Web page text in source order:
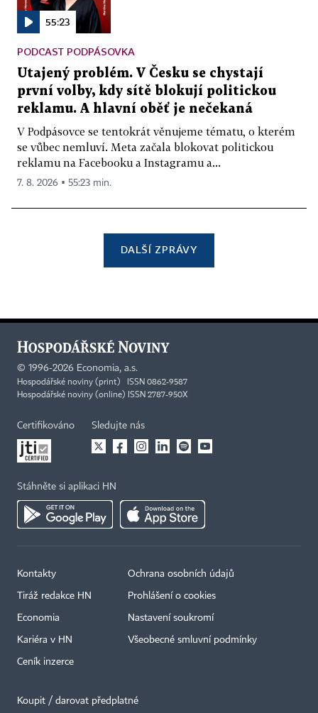
55:23
PODCAST PODPÁSOVKA
Utajený problém. V Česku se chystají
první volby, kdy sítě blokují politickou
reklamu. A hlavní oběť je nečekaná
V Podpásovce se tentokrát věnujeme tématu, o kterém
se vůbec nemluví. Meta začala blokovat politickou
reklamu na Facebooku a Instagramu a...
7. 8. 2026 ▪ 55:23 min.
DALŠÍ ZPRÁVY
© 1996-2026 Economia, a.s.
Hospodářské noviny (print) ISSN 0862-9587
Hospodářské noviny (online) ISSN 2787-950X
Certifikováno Sledujte nás
Stáhněte si aplikaci HN
Kontakty
Tiráž redakce HN
Economia
Kariéra v HN
Ceník inzerce
Ochrana osobních údajů
Prohlášení o cookies
Nastavení soukromí
Všeobecné smluvní podmínky
Koupit / darovat předplatné